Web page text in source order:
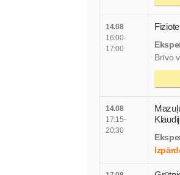
14.08
16:00-
17:00
Brīvo
14.08
17:15-
20:30